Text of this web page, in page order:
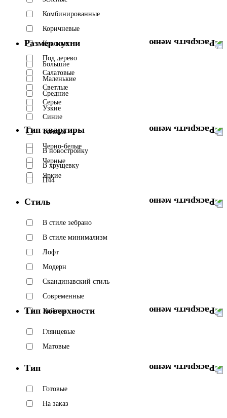
Комбинированные
Коричневые
Красные
Под дерево
Салатовые
Светлые
Серые
Синие
Темные
Черно-белые
Черные
Яркие
Размер кухни
Большие
Маленькие
Средние
Узкие
Тип квартиры
В новостройку
В хрущевку
П44
Стиль
В стиле зебрано
В стиле минимализм
Лофт
Модерн
Скандинавский стиль
Современные
Хай-тек
Тип поверхности
Глянцевые
Матовые
Тип
Готовые
На заказ